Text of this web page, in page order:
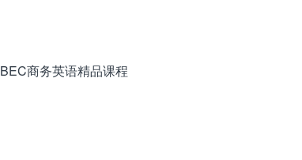
BEC商务英语精品课程